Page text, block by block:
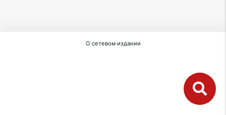
О сетевом издании